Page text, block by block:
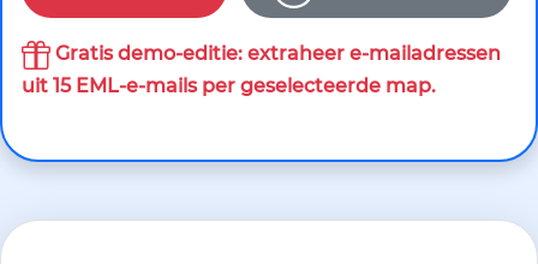
Gratis demo-editie: extraheer e-mailadressen
uit 15 EML-e-mails per geselecteerde map.